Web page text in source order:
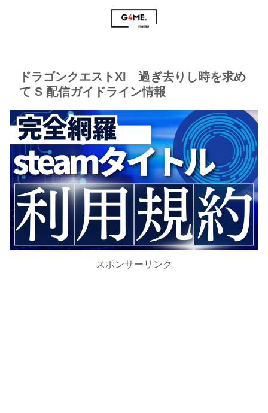
ドラゴンクエストXI 過ぎ去りし時を求め
て S 配信ガイドライン情報
スポンサーリンク